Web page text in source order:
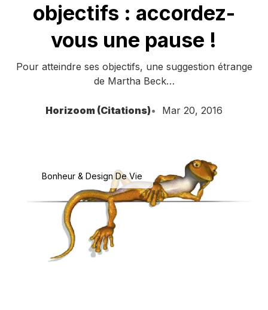
objectifs : accordez-
vous une pause !
Pour atteindre ses objectifs, une suggestion étrange
de Martha Beck…
Horizoom (Citations) Mar 20, 2016
Bonheur & Design De Vie